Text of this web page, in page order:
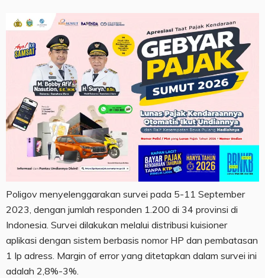
Poligov menyelenggarakan survei pada 5-11 September
2023, dengan jumlah responden 1.200 di 34 provinsi di
Indonesia. Survei dilakukan melalui distribusi kuisioner
aplikasi dengan sistem berbasis nomor HP dan pembatasan
1 Ip adress. Margin of error yang ditetapkan dalam survei ini
adalah 2,8%-3%.